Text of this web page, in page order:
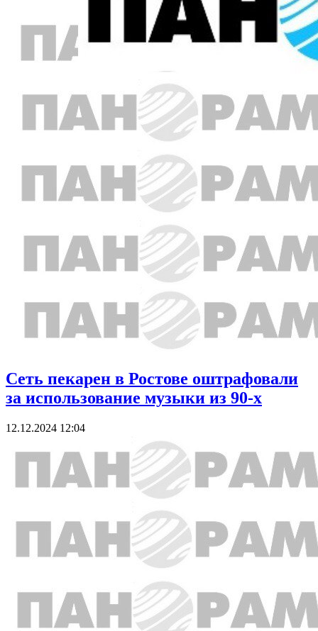
Сеть пекарен в Ростове оштрафовали
за использование музыки из 90-х
12.12.2024 12:04